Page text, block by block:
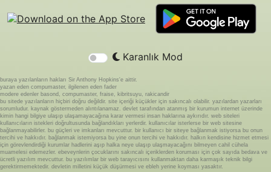
Karanlık Mod
buraya yazılanların hakları Sir Anthony Hopkins'e aittir.
yazan eden compumaster, ilgilenen eden fader
modere edenler basond, compumaster, fraise, kibritsuyu, rakicandir
bu sitede yazılanların hiçbiri doğru değildir. site içeriği küçükler için sakıncalı olabilir. yazılardan yazarları
sorumludur. kaynak göstermeden alıntılanamaz. devlet tarafından atanmış bir kurumun internet üzerinde
kimin hangi bilgiye ulaşıp ulaşamayacağına karar vermesi insan haklarına aykırıdır. web siteleri
kullanıcıların istekleri doğrultusunda bağlandıkları yerlerdir. kullanıcılar isterlerse bir web sitesine
bağlanmayabilirler. bu güçleri ve imkanları mevcuttur. bir kullanıcı bir siteye bağlanmak istiyorsa bu onun
tercihi ve hakkıdır. bağlanmak istemiyorsa bu yine onun tercihi ve hakkıdır. halkın kendisine hizmet etmesi
için görevlendirdiği kurumlar hadlerini aşıp halka neye ulaşıp ulaşmayacağını bilmeyen cahil cühela
muamelesi edemezler. ebeveynlerin çocuklarını sakıncalı içeriklerden koruması için çok sayıda bedava ve
ücretli yazılım mevcuttur. bu yazılımlar bir web tarayıcısını kullanmaktan daha karmaşık teknik bilgi
gerektirmemektedir. devletin milletini küçük düşürmesi ve ebleh yerine koyması yasaktır.